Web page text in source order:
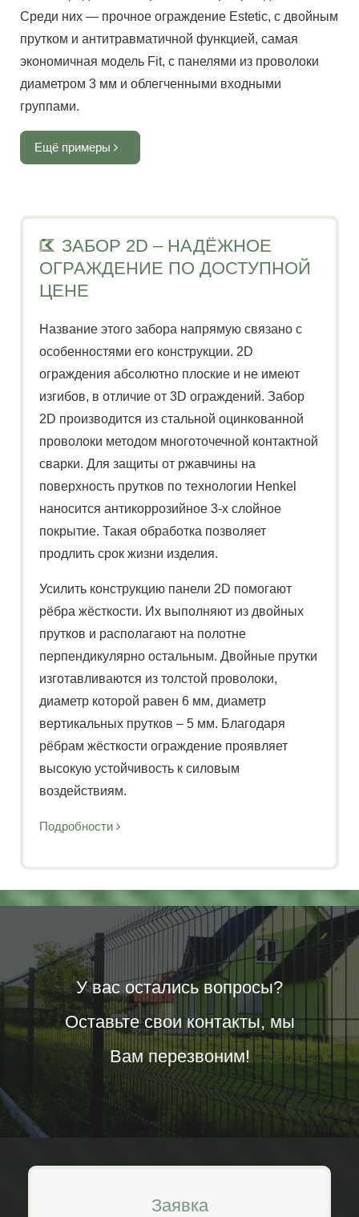
Среди них — прочное ограждение Estetic, с двойным
прутком и антитравматичной функцией, самая
экономичная модель Fit, с панелями из проволоки
диаметром 3 мм и облегченными входными
группами.
Ещё примеры
площадка для выгула собак с «полосой
препятствий» для собачьего фитнеса.
Ещё примеры
ландшафт, имеют современный дизайн и
оказываются удачным решением при ограждении
административных и офисных зданий.
Ещё примеры
диаметром прутка 5 мм. Комплектуются барьерами
безопасности, системами противоподкопа,
усиленными входными группами, автоматикой,
средствами обнаружения и охраны периметра.
площадок является безопасность и повышенная
устойчивость к нагрузкам. Использована модель
Estetic 2D с двумя горизонтальными прутками
диаметром 6 мм и одним вертикальным - 5 мм.
Закругленные прутки по верхнему краю панели
обеспечивают защиту от травм.
ЗАБОР 2D – НАДЁЖНОЕ
ОГРАЖДЕНИЕ ПО ДОСТУПНОЙ
ЦЕНЕ
Название этого забора напрямую связано с
особенностями его конструкции. 2D
ограждения абсолютно плоские и не имеют
изгибов, в отличие от 3D ограждений. Забор
2D производится из стальной оцинкованной
проволоки методом многоточечной контактной
сварки. Для защиты от ржавчины на
поверхность прутков по технологии Henkel
наносится антикоррозийное 3-х слойное
покрытие. Такая обработка позволяет
продлить срок жизни изделия.
Усилить конструкцию панели 2D помогают
рёбра жёсткости. Их выполняют из двойных
прутков и располагают на полотне
перпендикулярно остальным. Двойные прутки
изготавливаются из толстой проволоки,
диаметр которой равен 6 мм, диаметр
вертикальных прутков – 5 мм. Благодаря
рёбрам жёсткости ограждение проявляет
высокую устойчивость к силовым
воздействиям.
Подробности
ВИДЫ 2D ОГРАЖДЕНИЙ
MEDIUM 2D
Из таких панелей изготавливают ограждения
для режимных, производственных и
административных объектов, нуждающихся в
защите от несанкционированного доступа.
Заборы 2Д этого вида имеют высокую
прочность, поэтому используются для детских
и спортивных площадок, теннисных кортов,
футбольных полей.
ESTETIC 2D
травмобезопасным. Это решение также
У вас остались вопросы?
Оставьте свои контакты, мы
Вам перезвоним!
Заявка